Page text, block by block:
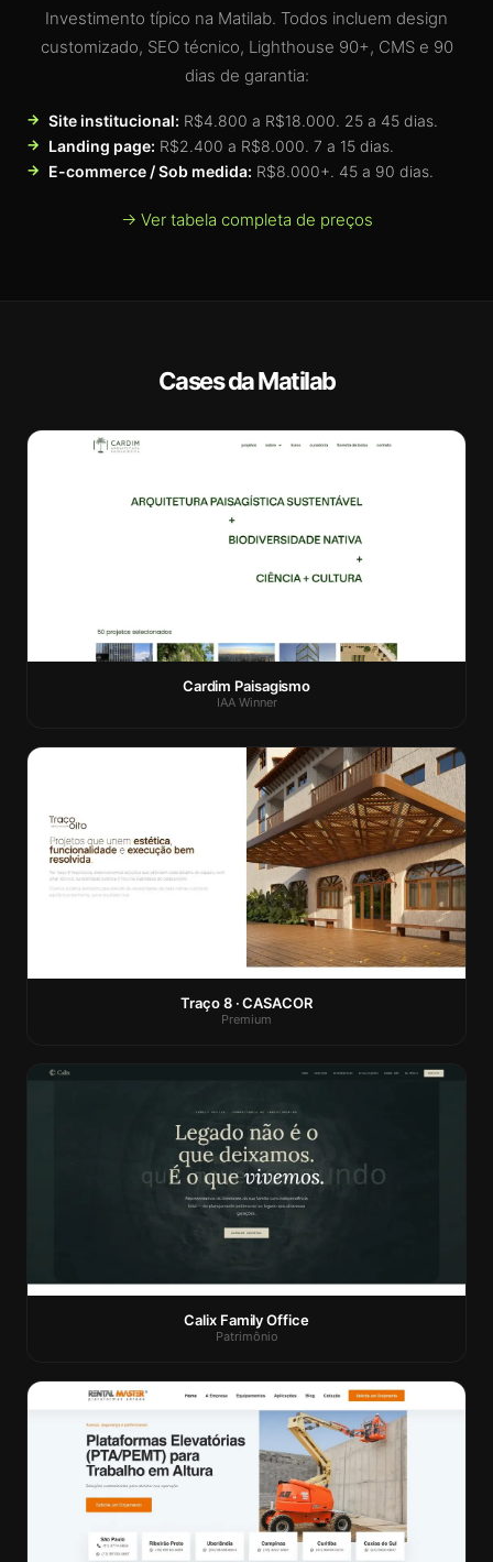
Investimento típico na Matilab. Todos incluem design
customizado, SEO técnico, Lighthouse 90+, CMS e 90
dias de garantia:
Site institucional: R$4.800 a R$18.000. 25 a 45 dias.
Landing page: R$2.400 a R$8.000. 7 a 15 dias.
E-commerce / Sob medida: R$8.000+. 45 a 90 dias.
→ Ver tabela completa de preços
Cases da Matilab
Cardim Paisagismo
IAA Winner
Traço 8 · CASACOR
Premium
Calix Family Office
Patrimônio